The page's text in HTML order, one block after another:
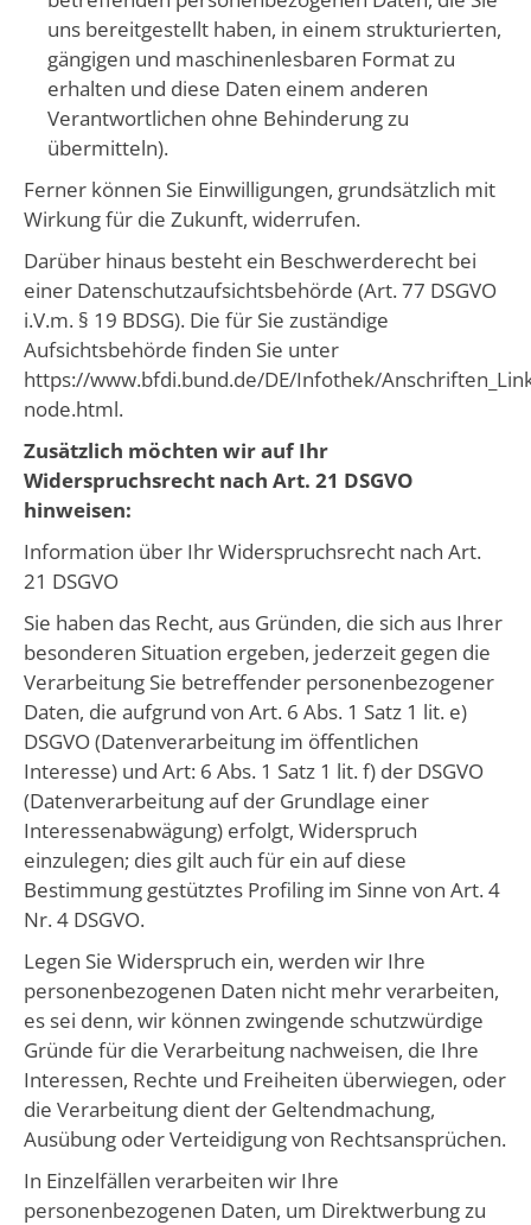
uns bereitgestellt haben, in einem strukturierten,
gängigen und maschinenlesbaren Format zu
erhalten und diese Daten einem anderen
Verantwortlichen ohne Behinderung zu
übermitteln).
Ferner können Sie Einwilligungen, grundsätzlich mit
Wirkung für die Zukunft, widerrufen.
Darüber hinaus besteht ein Beschwerderecht bei
einer Datenschutzaufsichtsbehörde (Art. 77 DSGVO
i.V.m. § 19 BDSG). Die für Sie zuständige
Aufsichtsbehörde finden Sie unter
https://www.bfdi.bund.de/DE/Infothek/
node.html.
Zusätzlich möchten wir auf Ihr
Widerspruchsrecht nach Art. 21 DSGVO
hinweisen:
Information über Ihr Widerspruchsrecht nach Art.
21 DSGVO
Sie haben das Recht, aus Gründen, die sich aus Ihrer
besonderen Situation ergeben, jederzeit gegen die
Verarbeitung Sie betreffender personenbezogener
Daten, die aufgrund von Art. 6 Abs. 1 Satz 1 lit. e)
DSGVO (Datenverarbeitung im öffentlichen
Interesse) und Art: 6 Abs. 1 Satz 1 lit. f) der DSGVO
(Datenverarbeitung auf der Grundlage einer
Interessenabwägung) erfolgt, Widerspruch
einzulegen; dies gilt auch für ein auf diese
Bestimmung gestütztes Profiling im Sinne von Art. 4
Nr. 4 DSGVO.
Legen Sie Widerspruch ein, werden wir Ihre
personenbezogenen Daten nicht mehr verarbeiten,
es sei denn, wir können zwingende schutzwürdige
Gründe für die Verarbeitung nachweisen, die Ihre
Interessen, Rechte und Freiheiten überwiegen, oder
die Verarbeitung dient der Geltendmachung,
Ausübung oder Verteidigung von Rechtsansprüchen.
In Einzelfällen verarbeiten wir Ihre
personenbezogenen Daten, um Direktwerbung zu